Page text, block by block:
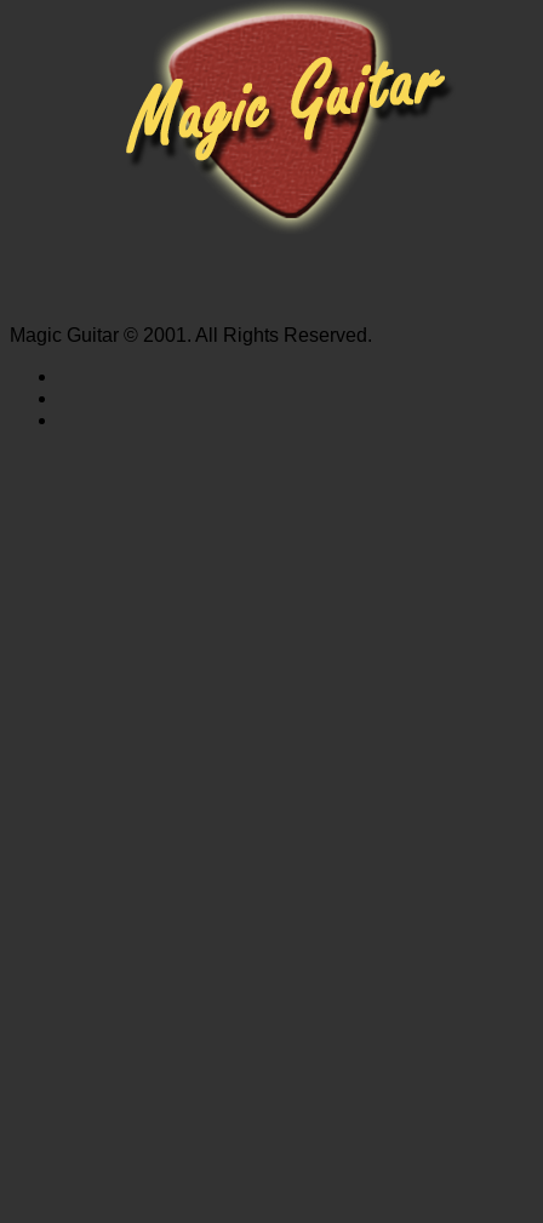
Magic Guitar © 2001. All Rights Reserved.